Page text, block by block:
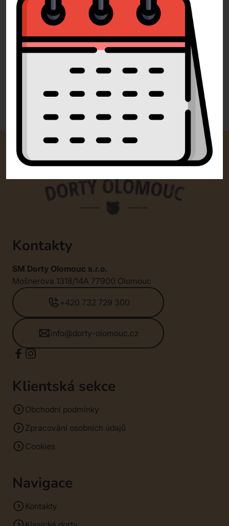
Volejte
+420 732 729 300
Pište
info@dorty-olomouc.cz
0 recenzí
Kontakty
SM Dorty Olomouc s.r.o.
Mošnerova 1318/14A 77900 Olomouc
+420 732 729 300
info@dorty-olomouc.cz
Klientská sekce
Obchodní podmínky
Zpracování osobních údajů
Cookies
Navigace
Kontakty